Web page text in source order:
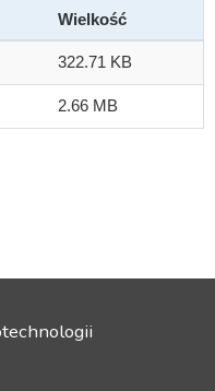
Wielkość
322.71 KB
2.66 MB